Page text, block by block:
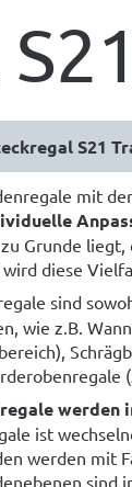
mit
Grunde
wird diese
sind
wie z.B.
werden
ist
werden mit
sind